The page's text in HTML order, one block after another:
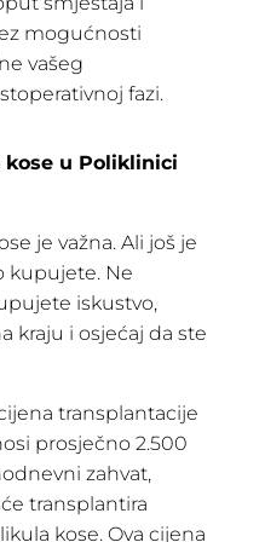
mogućnosti
vašeg
fazi.
u Poliklinici
je važna. Ali još je
kupujete. Ne
iskustvo,
kraju i osjećaj da ste
transplantacije
prosječno 2.500
zahvat,
transplantira
kose. Ova cijena